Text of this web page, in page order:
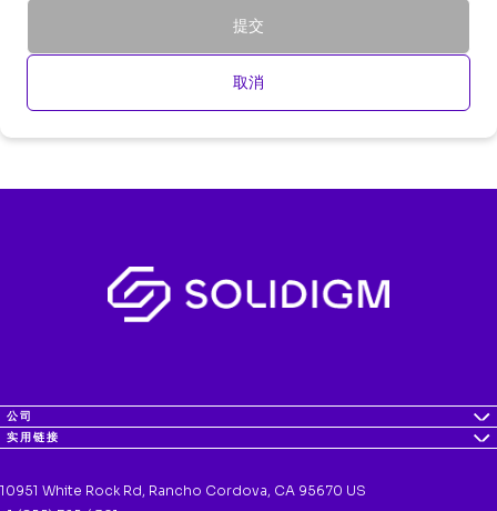
提交
取消
公司
实用链接
10951 White Rock Rd, Rancho Cordova, CA 95670 US